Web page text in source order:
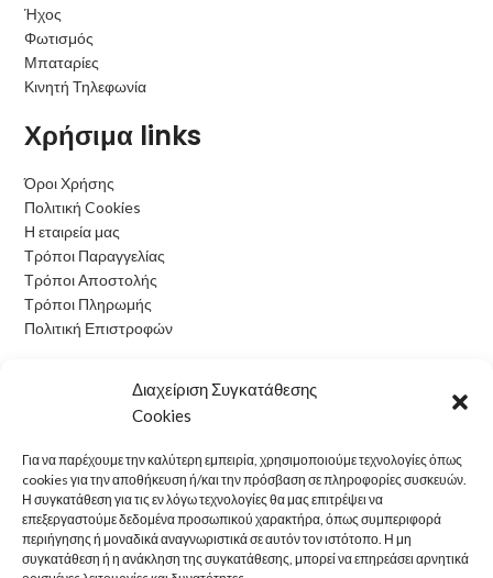
Διαχείριση Συγκατάθεσης
Cookies
Για να παρέχουμε την καλύτερη εμπειρία, χρησιμοποιούμε τεχνολογίες όπως
cookies για την αποθήκευση ή/και την πρόσβαση σε πληροφορίες συσκευών.
Η συγκατάθεση για τις εν λόγω τεχνολογίες θα μας επιτρέψει να
επεξεργαστούμε δεδομένα προσωπικού χαρακτήρα, όπως συμπεριφορά
περιήγησης ή μοναδικά αναγνωριστικά σε αυτόν τον ιστότοπο. Η μη
συγκατάθεση ή η ανάκληση της συγκατάθεσης, μπορεί να επηρεάσει αρνητικά
Ήχος
Φωτισμός
Μπαταρίες
Κινητή Τηλεφωνία
Χρήσιμα links
Όροι Χρήσης
Πολιτική Cookies
Η εταιρεία μας
Τρόποι Παραγγελίας
Τρόποι Αποστολής
Τρόποι Πληρωμής
Πολιτική Επιστροφών
Ωράριο Λειτουργίας
Δευτέρα: 09:00 - 15:00
Τρίτη: 09:00 - 15:00
Τετάρτη: 09:00 - 15:00
Πέμπτη: 09:00 - 15:00
Παρασκευή: 09:00 - 15:00
Σάββατο: Κλειστά
Κυριακή: Κλειστά